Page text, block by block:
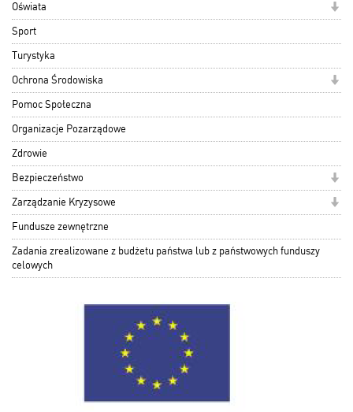
Oświata
Sport
Turystyka
Ochrona Środowiska
Pomoc Społeczna
Organizacje Pozarządowe
Zdrowie
Bezpieczeństwo
Zarządzanie Kryzysowe
Fundusze zewnętrzne
Zadania zrealizowane z budżetu państwa lub z państwowych funduszy
celowych